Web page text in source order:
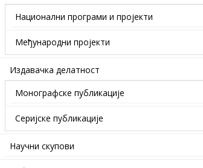
Национални програми и пројекти
Међународни пројекти
Издавачка делатност
Монографске публикације
Серијске публикације
Научни скупови